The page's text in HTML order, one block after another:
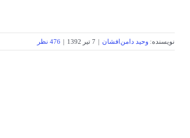
نویسنده: وحید دامن‌افشان | 7 تیر 1392 | 476 نظر